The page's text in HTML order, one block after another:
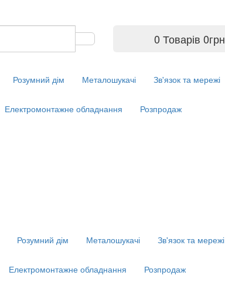
0 Товарів 0грн
Розумний дім Металошукачі Зв'язок та мережі
Електромонтажне обладнання Розпродаж
Розумний дім Металошукачі Зв'язок та мережі
Електромонтажне обладнання Розпродаж